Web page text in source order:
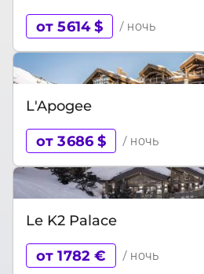
от 5614 $ / ночь
L'Apogee
от 3686 $ / ночь
Le K2 Palace
от 1782 € / ночь